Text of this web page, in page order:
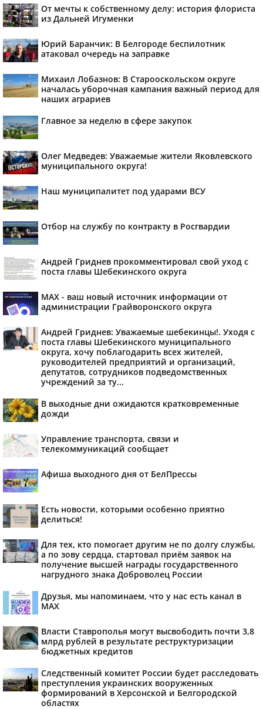
От мечты к собственному делу: история флориста
из Дальней Игуменки
Юрий Баранчик: В Белгороде беспилотник
атаковал очередь на заправке
Михаил Лобазнов: В Старооскольском округе
началась уборочная кампания важный период для
наших аграриев
Главное за неделю в сфере закупок
Олег Медведев: Уважаемые жители Яковлевского
муниципального округа!
Наш муниципалитет под ударами ВСУ
Отбор на службу по контракту в Росгвардии
Андрей Гриднев прокомментировал свой уход с
поста главы Шебекинского округа
MAX - ваш новый источник информации от
администрации Грайворонского округа
Андрей Гриднев: Уважаемые шебекинцы!. Уходя с
поста главы Шебекинского муниципального
округа, хочу поблагодарить всех жителей,
руководителей предприятий и организаций,
депутатов, сотрудников подведомственных
учреждений за ту...
В выходные дни ожидаются кратковременные
дожди
Управление транспорта, связи и
телекоммуникаций сообщает
Афиша выходного дня от БелПрессы
Есть новости, которыми особенно приятно
делиться!
Для тех, кто помогает другим не по долгу службы,
а по зову сердца, стартовал приём заявок на
получение высшей награды государственного
нагрудного знака Доброволец России
Друзья, мы напоминаем, что у нас есть канал в
МАХ
Власти Ставрополья могут высвободить почти 3,8
млрд рублей в результате реструктуризации
бюджетных кредитов
Следственный комитет России будет расследовать
преступления украинских вооруженных
формирований в Херсонской и Белгородской
областях